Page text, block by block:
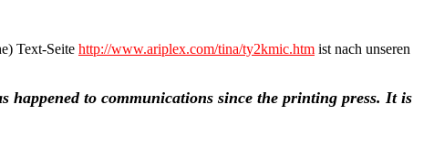
Text-Seite http://www.ariplex.com/tina/ty2kmic.htm ist nach unseren
to communications since the printing press. It is